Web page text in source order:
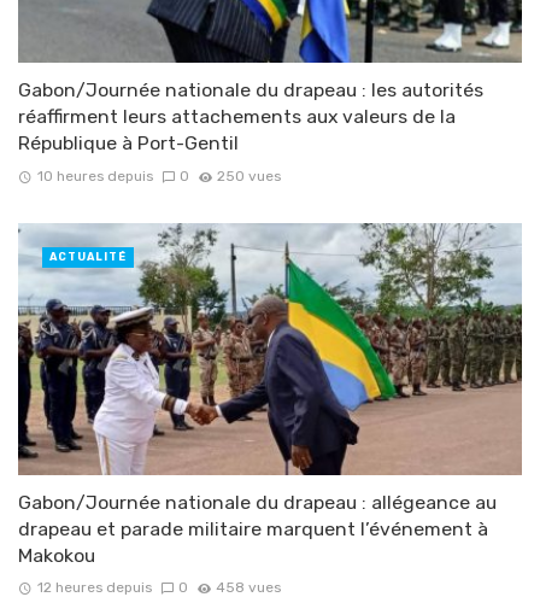
Gabon/Journée nationale du drapeau : les autorités
réaffirment leurs attachements aux valeurs de la
République à Port-Gentil
10 heures depuis 0 250 vues
Gabon/Journée nationale du drapeau : allégeance au
drapeau et parade militaire marquent l’événement à
Makokou
12 heures depuis 0 458 vues
ACTUALITÉ